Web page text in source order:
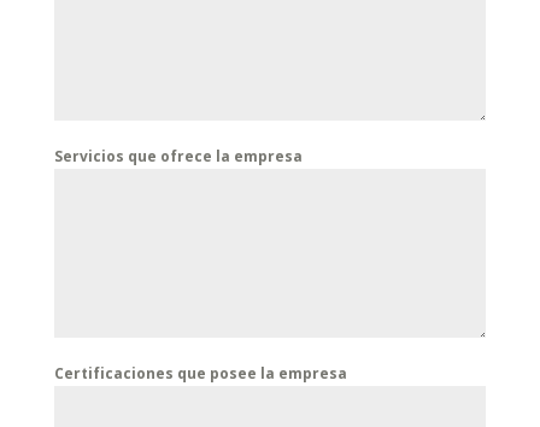
Servicios que ofrece la empresa
Certificaciones que posee la empresa